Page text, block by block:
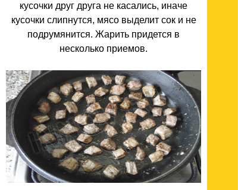
кусочки друг друга не касались, иначе
кусочки слипнутся, мясо выделит сок и не
подрумянится. Жарить придется в
несколько приемов.